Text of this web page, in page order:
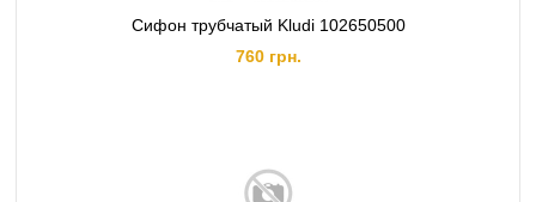
Сифон трубчатый Kludi 102650500
760 грн.